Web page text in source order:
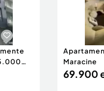
Maracine
69.900